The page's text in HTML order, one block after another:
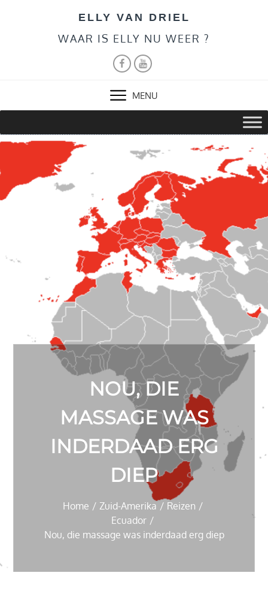
ELLY VAN DRIEL
WAAR IS ELLY NU WEER ?
FACEBOOK
YOUTUBE
MENU
NOU, DIE
MASSAGE WAS
INDERDAAD ERG
DIEP
Home Zuid-Amerika
Reizen
Ecuador
Nou, die massage was inderdaad erg diep